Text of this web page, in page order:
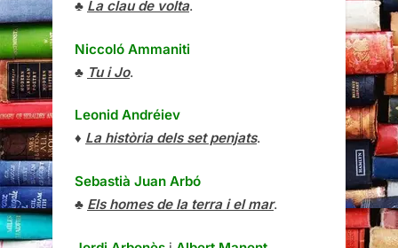
♣ La clau de volta.
Niccoló Ammaniti
♣ Tu i Jo.
Leonid Andréiev
♦ La història dels set penjats.
Sebastià Juan Arbó
♣ Els homes de la terra i el mar.